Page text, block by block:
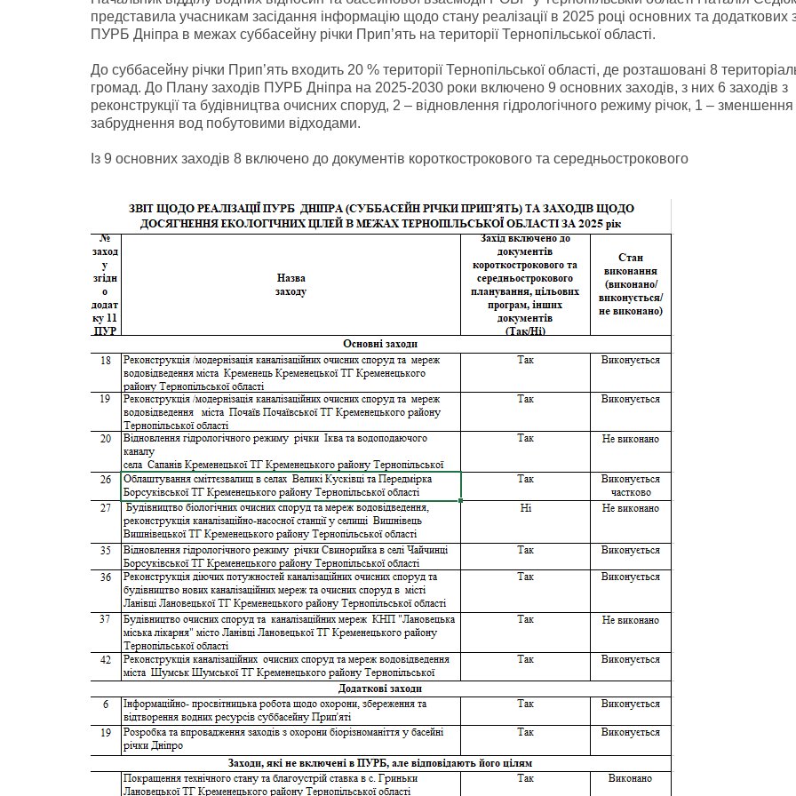
представила учасникам засідання інформацію щодо стану реалізації в 2025 році основних та додаткових
ПУРБ Дніпра в межах суббасейну річки Прип’ять на території Тернопільської області.
До суббасейну річки Прип’ять входить 20 % території Тернопільської області, де розташовані 8
громад. До Плану заходів ПУРБ Дніпра на 2025-2030 роки включено 9 основних заходів, з них 6 заходів з
реконструкції та будівництва очисних споруд, 2 – відновлення гідрологічного режиму річок, 1 – зменшення
забруднення вод побутовими відходами.
Із 9 основних заходів 8 включено до документів короткострокового та середньострокового